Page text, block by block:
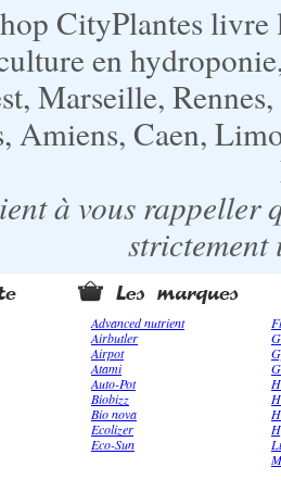
CityPlantes
en
Marseille,
Amiens, Caen,
à vous rappeller
strictement
Advanced nutrient
Airbutler
Airpot
Atami
Auto-Pot
Biobizz
Bio nova
Ecolizer
Eco-Sun